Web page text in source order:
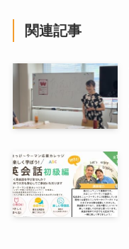
関連記事